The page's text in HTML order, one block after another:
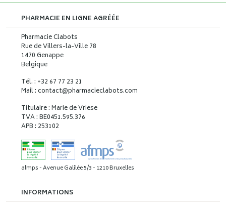
PHARMACIE EN LIGNE AGRÉÉE
Pharmacie Clabots
Rue de Villers-la-Ville 78
1470 Genappe
Belgique
Tél. : +32 67 77 23 21
Mail : contact@pharmacieclabots.com
Titulaire : Marie de Vriese
TVA : BE0451.595.376
APB : 253102
afmps - Avenue Galilée 5/3 - 1210 Bruxelles
INFORMATIONS